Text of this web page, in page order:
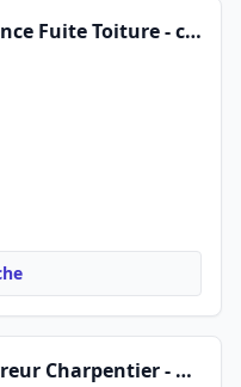
ADH75 Couverture 🆘 Urgence Fuite Toiture - couvreur IDF - Service Dépannage - Couvreur Paris entreprise de couverture à Paris
HC Couverture Paris - Couvreur Charpentier - Paris 15